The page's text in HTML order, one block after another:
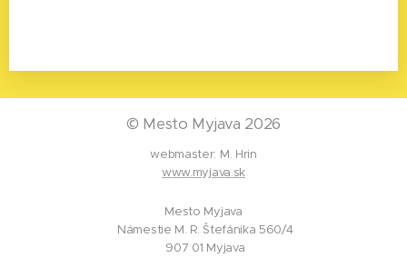
© Mesto Myjava 2026
webmaster: M. Hrin
www.myjava.sk
Mesto Myjava
Námestie M. R. Štefánika 560/4
907 01 Myjava